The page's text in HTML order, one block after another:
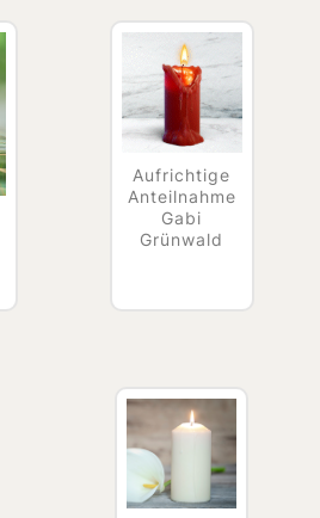
Aufrichtige
Anteilnahme
Gabi
Grünwald